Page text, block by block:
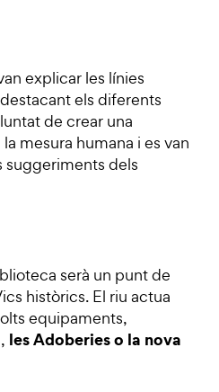
explicar les línies
els diferents
de crear una
mesura humana i es van
suggeriments dels
serà un punt de
històrics. El riu actua
equipaments,
, les Adoberies o la nova